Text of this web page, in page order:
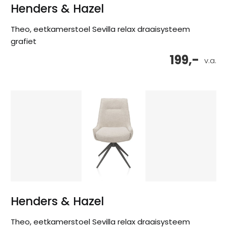
Henders & Hazel
Theo, eetkamerstoel Sevilla relax draaisysteem
grafiet
v.a.
199,-
Henders & Hazel
Theo, eetkamerstoel Sevilla relax draaisysteem